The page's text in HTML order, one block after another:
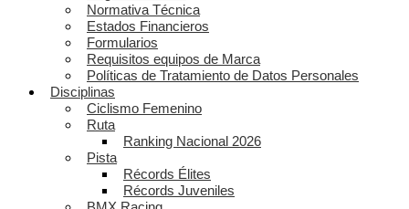
Normativa Técnica
Estados Financieros
Formularios
Requisitos equipos de Marca
Políticas de Tratamiento de Datos Personales
Disciplinas
Ciclismo Femenino
Ruta
Ranking Nacional 2026
Pista
Récords Élites
Récords Juveniles